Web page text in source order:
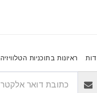
ראיונות בתוכניות הטלוויזיה